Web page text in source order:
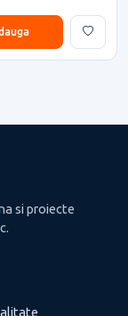
si proiecte